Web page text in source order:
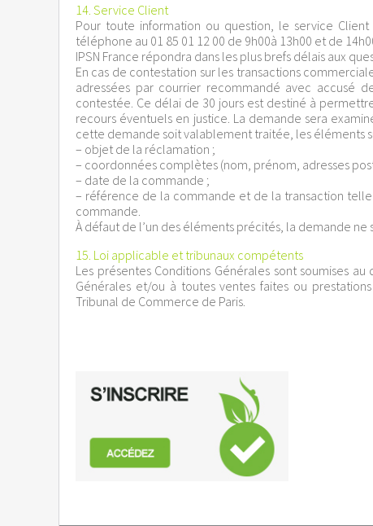
14. Service Client
Pour toute information ou question, le service
téléphone au 01 85 01 12 00 de 9h00à 13h00 et de
IPSN France répondra dans les plus brefs délais aux
En cas de contestation sur les transactions
adressées par courrier recommandé avec accusé
contestée. Ce délai de 30 jours est destiné à
recours éventuels en justice. La demande sera
cette demande soit valablement traitée, les éléments
– objet de la réclamation ;
– coordonnées complètes (nom, prénom, adresses
– date de la commande ;
– référence de la commande et de la transaction telle
commande.
À défaut de l’un des éléments précités, la demande ne
15. Loi applicable et tribunaux compétents
Les présentes Conditions Générales sont soumises
Générales et/ou à toutes ventes faites ou
Tribunal de Commerce de Paris.